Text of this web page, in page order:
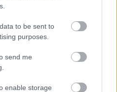
to be sent to
purposes.
send me
enable storage
Plus Key- 16,99€
Plus Key
- 24,95€
- 18,49€